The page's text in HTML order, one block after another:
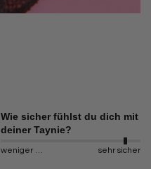
Wie sicher fühlst du dich mit
deiner Taynie?
weniger sicher sehr sicher